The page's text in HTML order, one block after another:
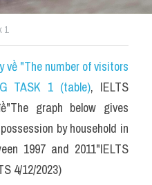
1
về "The number of visitors
TASK 1 (table), IELTS
graph below gives
by household in
1997 and 2011"IELTS
4/12/2023)